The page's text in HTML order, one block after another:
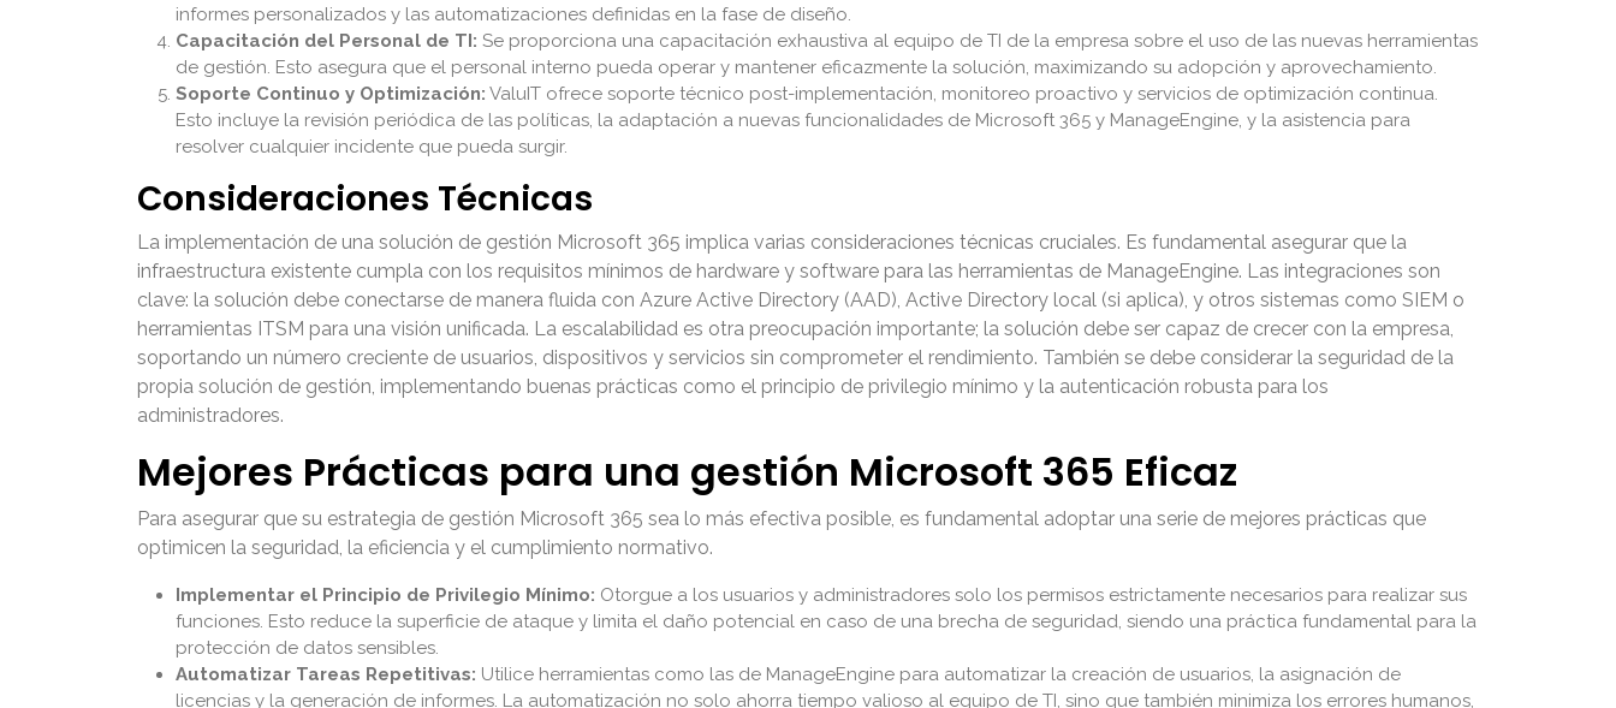
informes personalizados y las automatizaciones definidas en la fase de diseño.
Capacitación del Personal de TI: Se proporciona una capacitación exhaustiva al equipo de TI de la empresa sobre el uso de las nuevas herramientas
de gestión. Esto asegura que el personal interno pueda operar y mantener eficazmente la solución, maximizando su adopción y aprovechamiento.
Soporte Continuo y Optimización: ValuIT ofrece soporte técnico post-implementación, monitoreo proactivo y servicios de optimización continua.
Esto incluye la revisión periódica de las políticas, la adaptación a nuevas funcionalidades de Microsoft 365 y ManageEngine, y la asistencia para
resolver cualquier incidente que pueda surgir.
Consideraciones Técnicas
La implementación de una solución de gestión Microsoft 365 implica varias consideraciones técnicas cruciales. Es fundamental asegurar que la
infraestructura existente cumpla con los requisitos mínimos de hardware y software para las herramientas de ManageEngine. Las integraciones son
clave: la solución debe conectarse de manera fluida con Azure Active Directory (AAD), Active Directory local (si aplica), y otros sistemas como SIEM o
herramientas ITSM para una visión unificada. La escalabilidad es otra preocupación importante; la solución debe ser capaz de crecer con la empresa,
soportando un número creciente de usuarios, dispositivos y servicios sin comprometer el rendimiento. También se debe considerar la seguridad de la
propia solución de gestión, implementando buenas prácticas como el principio de privilegio mínimo y la autenticación robusta para los
administradores.
Mejores Prácticas para una gestión Microsoft 365 Eficaz
Para asegurar que su estrategia de gestión Microsoft 365 sea lo más efectiva posible, es fundamental adoptar una serie de mejores prácticas que
optimicen la seguridad, la eficiencia y el cumplimiento normativo.
Implementar el Principio de Privilegio Mínimo: Otorgue a los usuarios y administradores solo los permisos estrictamente necesarios para realizar sus
funciones. Esto reduce la superficie de ataque y limita el daño potencial en caso de una brecha de seguridad, siendo una práctica fundamental para la
protección de datos sensibles.
Automatizar Tareas Repetitivas: Utilice herramientas como las de ManageEngine para automatizar la creación de usuarios, la asignación de
licencias y la generación de informes. La automatización no solo ahorra tiempo valioso al equipo de TI, sino que también minimiza los errores humanos,